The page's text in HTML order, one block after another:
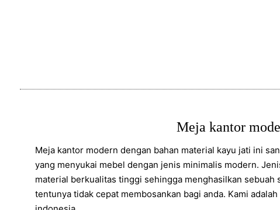
Meja kantor
Meja kantor modern dengan bahan material kayu jati ini
yang menyukai mebel dengan jenis minimalis modern.
material berkualitas tinggi sehingga menghasilkan sebuah
tentunya tidak cepat membosankan bagi anda. Kami